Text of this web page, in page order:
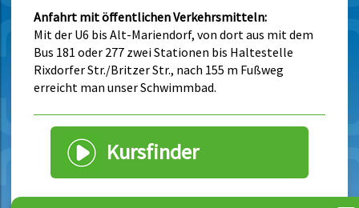
Anfahrt mit öffentlichen Verkehrsmitteln:
Mit der U6 bis Alt-Mariendorf, von dort aus mit dem
Bus 181 oder 277 zwei Stationen bis Haltestelle
Rixdorfer Str./Britzer Str., nach 155 m Fußweg
erreicht man unser Schwimmbad.
Kursfinder